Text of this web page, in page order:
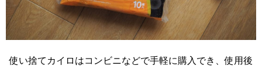
使い捨てカイロはコンビニなどで手軽に購入でき、使用後